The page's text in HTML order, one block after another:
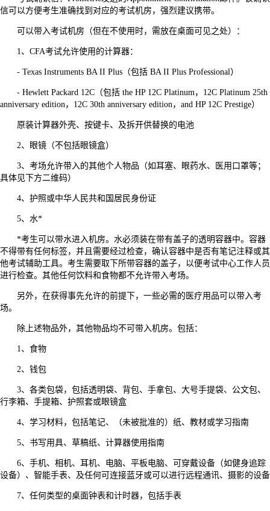
信可以方便考生准确找到对应的考试机房，强烈建议携带。
可以带入考试机房（但在不使用时，需放在桌面可见之处）：
1、CFA考试允许使用的计算器：
- Texas Instruments BA II Plus（包括 BA II Plus Professional）
- Hewlett Packard 12C（包括 the HP 12C Platinum，12C Platinum 25th
anniversary edition，12C 30th anniversary edition，and HP 12C Prestige）
原装计算器外壳、按键卡、及拆开供替换的电池
2、眼镜（不包括眼镜盒）
3、考场允许带入的其他个人物品（如耳塞、眼药水、医用口罩等；
具体见下方二维码）
4、护照或中华人民共和国居民身份证
5、水*
*考生可以带水进入机房。水必须装在带有盖子的透明容器中。容器
不得带有任何标签，并且需要经过检查，确认容器中是否有笔记注释或其
他考试辅助工具。考生需要取下所带容器的盖子，以便考试中心工作人员
进行检查。其他任何饮料和食物都不允许带入考场。
另外，在获得事先允许的前提下，一些必需的医疗用品可以带入考
场。
除上述物品外，其他物品均不可带入机房。包括：
1、食物
2、钱包
3、各类包袋，包括透明袋、背包、手拿包、大号手提袋、公文包、
行李箱、手提箱、护照套或眼镜盒
4、学习材料，包括笔记、（未被批准的）纸、教材或学习指南
5、书写用具、草稿纸、计算器使用指南
6、手机、相机、耳机、电脑、平板电脑、可穿戴设备（如健身追踪
设备）、智能手表、及任何可连接蓝牙或可以进行远程通讯、摄影的设备
7、任何类型的桌面钟表和计时器，包括手表